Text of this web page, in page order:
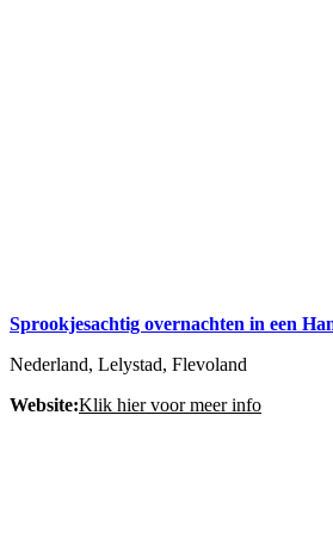
Sprookjesachtig overnachten in een
Nederland, Lelystad, Flevoland
Website:Klik hier voor meer info